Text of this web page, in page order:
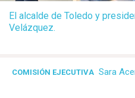
El alcalde de Toledo y
Velázquez.
COMISIÓN EJECUTIVA Sara